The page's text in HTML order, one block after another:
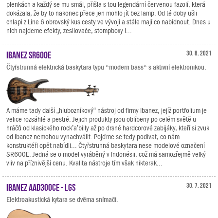
plenkách a každý se mu smál, přišla s tou legendární červenou fazolí, která
dokázala, že by to nakonec přece jen mohlo jít bez lamp. Od té doby ušli
chlapi z Line 6 obrovský kus cesty ve vývoji a stále mají co nabídnout. Dnes u
nich najdeme efekty, zesilovače, stompboxy i...
30. 8. 2021
Ibanez SR600E
Čtyřstrunná elektrická baskytara typu “modern bass“ s aktivní elektronikou.
A máme tady další „hlubozníkový“ nástroj od firmy Ibanez, jejíž portfolium je
velice rozsáhlé a pestré. Jejich produkty jsou oblíbeny po celém světě u
hráčů od klasického rock’a’billy až po drsné hardcorové zabijáky, kteří si zvuk
od Ibanez nemohou vynachválit. Pojďme se tedy podívat, co nám
konstruktéři opět nabídli... Čtyřstrunná baskytara nese modelové označení
SR600E. Jedná se o model vyráběný v Indonésii, což má samozřejmě velký
vliv na příznivější cenu. Kvalita nástroje tím však nikterak...
30. 7. 2021
Ibanez AAD300CE - LGS
Elektroakustická kytara se dvěma snímači.